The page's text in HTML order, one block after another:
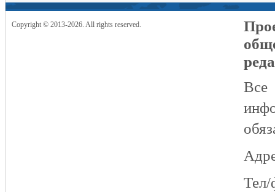
Copyright © 2013-2026. All rights reserved.